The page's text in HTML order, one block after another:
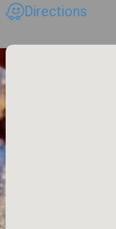
Directions